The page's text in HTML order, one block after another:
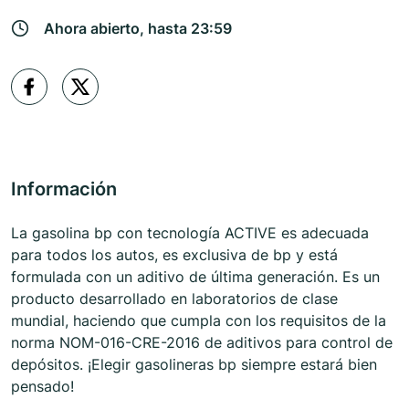
Ahora abierto, hasta 23:59
Información
La gasolina bp con tecnología ACTIVE es adecuada
para todos los autos, es exclusiva de bp y está
formulada con un aditivo de última generación. Es un
producto desarrollado en laboratorios de clase
mundial, haciendo que cumpla con los requisitos de la
norma NOM-016-CRE-2016 de aditivos para control de
depósitos. ¡Elegir gasolineras bp siempre estará bien
pensado!